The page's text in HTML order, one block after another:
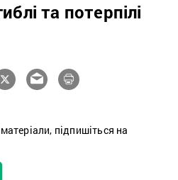
та потерпілі
підпишіться на